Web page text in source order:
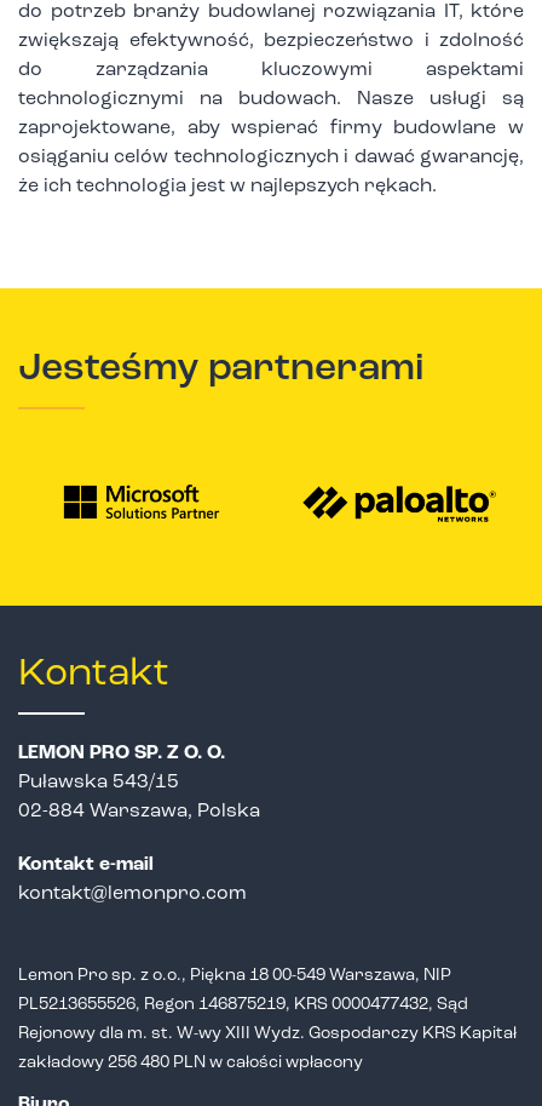
do potrzeb branży budowlanej rozwiązania IT, które
zwiększają efektywność, bezpieczeństwo i zdolność
do zarządzania kluczowymi aspektami
technologicznymi na budowach. Nasze usługi są
zaprojektowane, aby wspierać firmy budowlane w
osiąganiu celów technologicznych i dawać gwarancję,
że ich technologia jest w najlepszych rękach.
Jesteśmy partnerami
Kontakt
LEMON PRO SP. Z O. O.
Puławska 543/15
02-884 Warszawa, Polska
Kontakt e-mail
kontakt@lemonpro.com
Lemon Pro sp. z o.o., Piękna 18 00-549 Warszawa, NIP
PL5213655526, Regon 146875219, KRS 0000477432, Sąd
Rejonowy dla m. st. W-wy XIII Wydz. Gospodarczy KRS Kapitał
zakładowy 256 480 PLN w całości wpłacony